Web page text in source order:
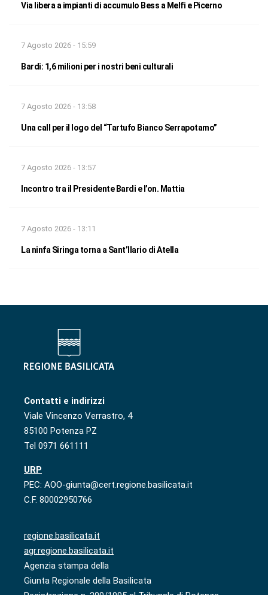
Via libera a impianti di accumulo Bess a Melfi e Picerno
7 Agosto 2026 - 15:59
Bardi: 1,6 milioni per i nostri beni culturali
7 Agosto 2026 - 13:58
Una call per il logo del “Tartufo Bianco Serrapotamo”
7 Agosto 2026 - 13:57
Incontro tra il Presidente Bardi e l’on. Mattia
7 Agosto 2026 - 13:11
La ninfa Siringa torna a Sant’Ilario di Atella
Contatti e indirizzi
Viale Vincenzo Verrastro, 4
85100 Potenza PZ
Tel 0971 661111
URP
PEC: AOO-giunta@cert.regione.basilicata.it
C.F. 80002950766
regione.basilicata.it
agr.regione.basilicata.it
Agenzia stampa della
Giunta Regionale della Basilicata